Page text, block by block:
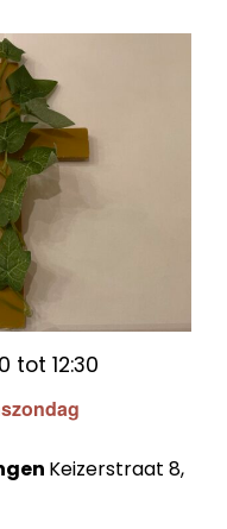
tot 12:30
Keizerstraat 8,